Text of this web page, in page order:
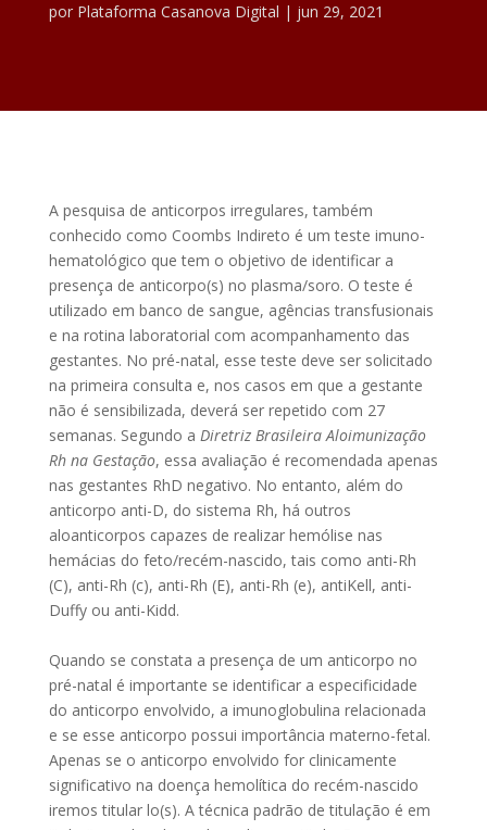
por Plataforma Casanova Digital | jun 29, 2021
A pesquisa de anticorpos irregulares, também
conhecido como Coombs Indireto é um teste imuno-
hematológico que tem o objetivo de identificar a
presença de anticorpo(s) no plasma/soro. O teste é
utilizado em banco de sangue, agências transfusionais
e na rotina laboratorial com acompanhamento das
gestantes. No pré-natal, esse teste deve ser solicitado
na primeira consulta e, nos casos em que a gestante
não é sensibilizada, deverá ser repetido com 27
semanas. Segundo a Diretriz Brasileira Aloimunização
Rh na Gestação, essa avaliação é recomendada apenas
nas gestantes RhD negativo. No entanto, além do
anticorpo anti-D, do sistema Rh, há outros
aloanticorpos capazes de realizar hemólise nas
hemácias do feto/recém-nascido, tais como anti-Rh
(C), anti-Rh (c), anti-Rh (E), anti-Rh (e), antiKell, anti-
Duffy ou anti-Kidd.
Quando se constata a presença de um anticorpo no
pré-natal é importante se identificar a especificidade
do anticorpo envolvido, a imunoglobulina relacionada
e se esse anticorpo possui importância materno-fetal.
Apenas se o anticorpo envolvido for clinicamente
significativo na doença hemolítica do recém-nascido
iremos titular lo(s). A técnica padrão de titulação é em